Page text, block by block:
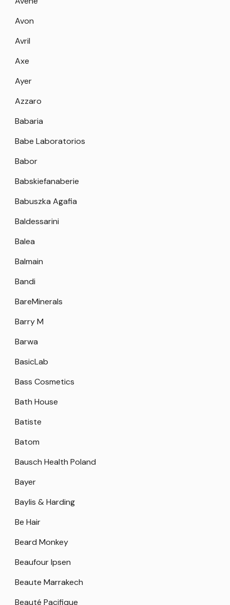
Avon
Avril
Axe
Ayer
Azzaro
Babaria
Babe Laboratorios
Babor
Babskiefanaberie
Babuszka Agafia
Baldessarini
Balea
Balmain
Bandi
BareMinerals
Barry M
Barwa
BasicLab
Bass Cosmetics
Bath House
Batiste
Batom
Bausch Health Poland
Bayer
Baylis & Harding
Be Hair
Beard Monkey
Beaufour Ipsen
Beaute Marrakech
Beauté Pacifique